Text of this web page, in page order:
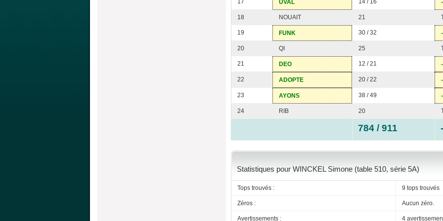
17 UVAL 14 / 16
18 NOUAIT 21
19 FUNK 30 / 32
20 QI 25
21 DEO 12 / 21
22 ADOPTE 20 / 22
23 AYONS 38 / 49
24 RIB 20
784 / 911
Statistiques pour WINCKEL Simone (table 510, série 5A)
Tops trouvés : 9 tops trouvés
Zéros : Aucun zéro.
Avertissements : 4